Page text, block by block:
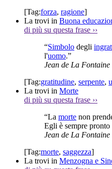
[Tag:forza, ragione]
La trovi in Buona
di più su questa frase ››
“Simbolo degli
l'uomo.”
Jean de La Fontaine
[Tag:gratitudine, serpente,
La trovi in Morte
di più su questa frase ››
“La morte non
Egli è sempre pronto
Jean de La Fontaine
[Tag:morte, saggezza]
La trovi in Menzogna e